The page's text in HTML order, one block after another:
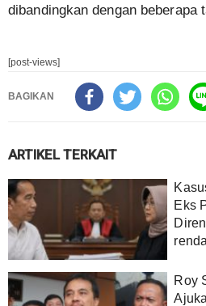
dibandingkan dengan beberapa
[post-views]
BAGIKAN
ARTIKEL TERKAIT
Eks
Roy